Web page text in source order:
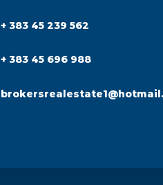
+ 383 45 239 562
+ 383 45 696 988